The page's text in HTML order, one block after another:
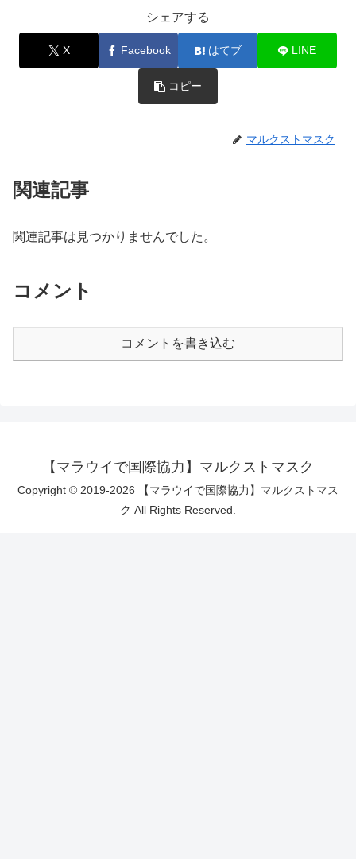
シェアする
X Facebook はてブ LINE
コピー
マルクストマスク
関連記事
関連記事は見つかりませんでした。
コメント
コメントを書き込む
【マラウイで国際協力】マルクストマスク
Copyright © 2019-2026 【マラウイで国際協力】マルクストマス
ク All Rights Reserved.